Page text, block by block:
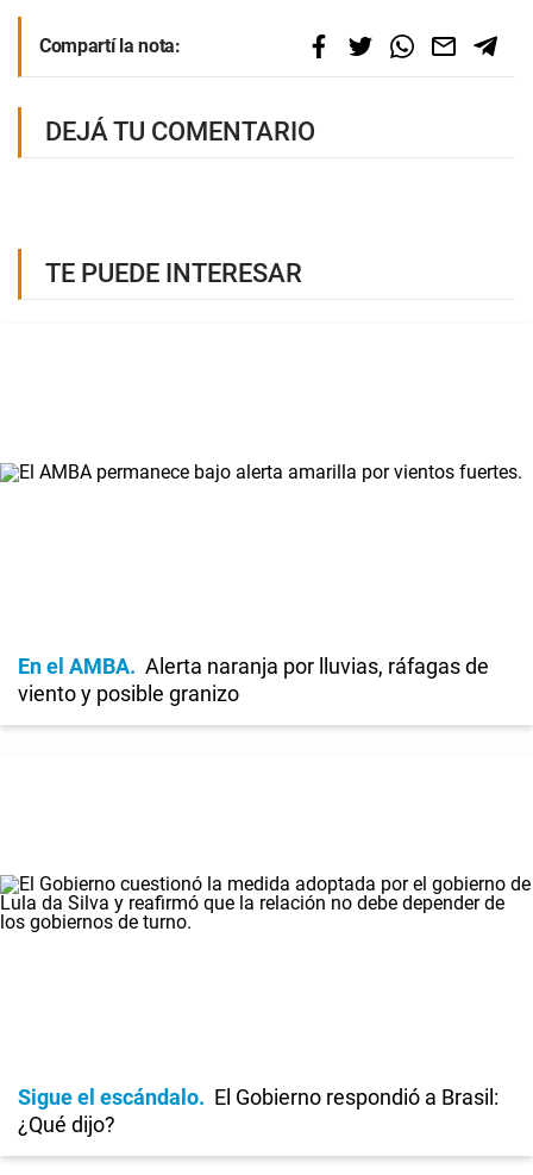
Compartí la nota:
DEJÁ TU COMENTARIO
TE PUEDE INTERESAR
En el AMBA
Alerta naranja por lluvias, ráfagas de
viento y posible granizo
Sigue el escándalo
El Gobierno respondió a Brasil:
¿Qué dijo?